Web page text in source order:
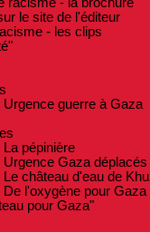
le site de l'éditeur
- les clips
guerre à Gaza
pépinière
Gaza déplacés
château d'eau de
l'oxygène pour Gaza
pour Gaza"